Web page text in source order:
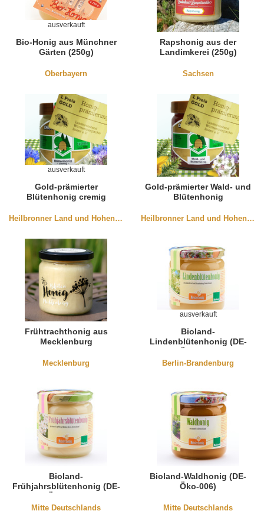
Bio-Honig aus Münchner
Gärten (250g)
Oberbayern
ausverkauft
Rapshonig aus der
Landimkerei (250g)
Sachsen
Gold-prämierter
Blütenhonig cremig
Heilbronner Land und Hohenlohe
ausverkauft
Gold-prämierter Wald- und
Blütenhonig
Heilbronner Land und Hohenlohe
Frühtrachthonig aus
Mecklenburg
Mecklenburg
Bioland-
Lindenblütenhonig (DE-
Berlin-Brandenburg
ausverkauft
Bioland-
Frühjahrsblütenhonig (DE-
Mitte Deutschlands
Bioland-Waldhonig (DE-
Öko-006)
Mitte Deutschlands